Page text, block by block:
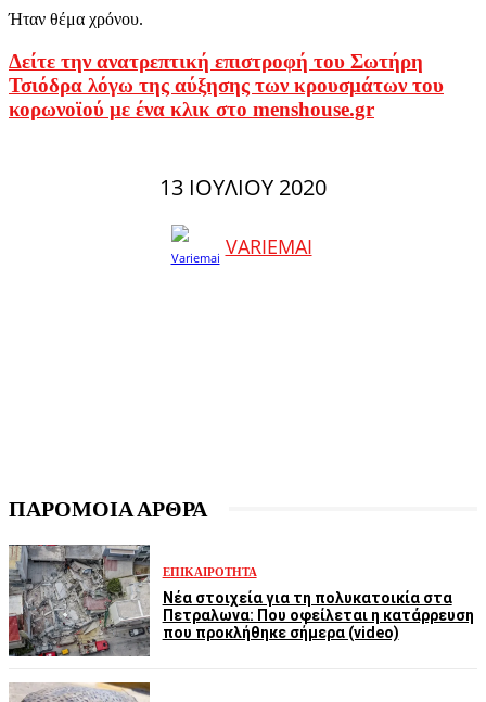
Ήταν θέμα χρόνου.
Δείτε την ανατρεπτική επιστροφή του Σωτήρη
Τσιόδρα λόγω της αύξησης των κρουσμάτων του
κορωνοϊού με ένα κλικ στο menshouse.gr
13 ΙΟΥΛΊΟΥ 2020
VARIEMAI
ΠΑΡΟΜΟΙΑ ΑΡΘΡΑ
ΕΠΙΚΑΙΡΌΤΗΤΑ
Νέα στοιχεία για τη πολυκατοικία στα
Πετραλωνα: Που οφείλεται η κατάρρευση
που προκλήθηκε σήμερα (video)